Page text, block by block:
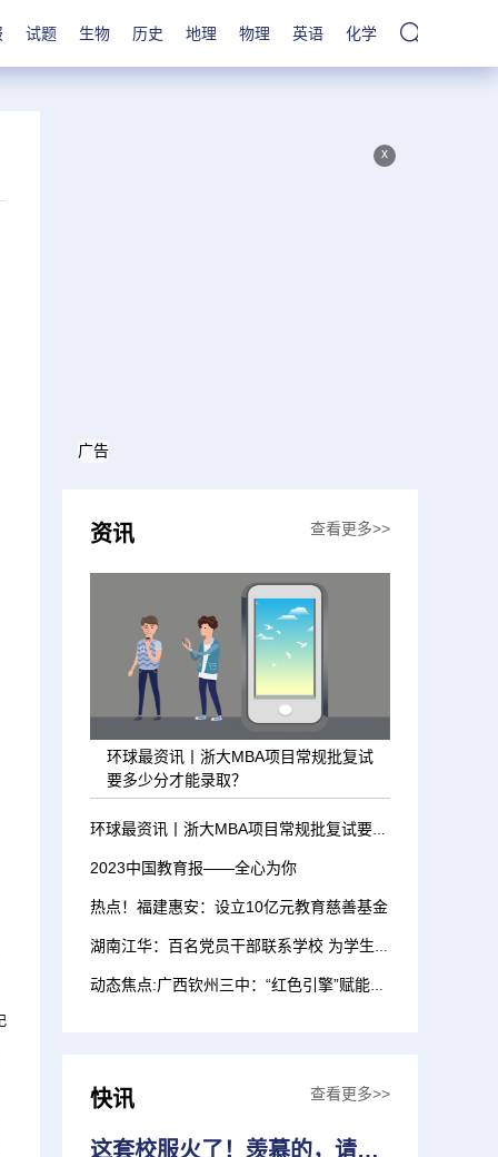
试题 生物 历史 地理 物理 英语 化学
x
广告
资讯 查看更多>>
环球最资讯丨浙大MBA项目常规批复试
要多少分才能录取？
环球最资讯丨浙大MBA项目常规批复试要多少分才能录取？
2023中国教育报——全心为你
热点！福建惠安：设立10亿元教育慈善基金
湖南江华：百名党员干部联系学校 为学生上“思政课”
动态焦点:广西钦州三中：“红色引擎”赋能学校发展
快讯 查看更多>>
这套校服火了！羡慕的，请举手！